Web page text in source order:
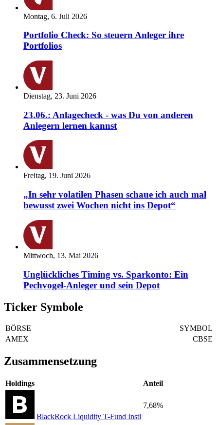
Montag, 6. Juli 2026
Portfolio Check: So steuern Anleger ihre
Portfolios
Dienstag, 23. Juni 2026
23.06.: Anlagecheck - was Du von anderen
Anlegern lernen kannst
Freitag, 19. Juni 2026
„In sehr volatilen Phasen schaue ich auch mal
bewusst zwei Wochen nicht ins Depot“
Mittwoch, 13. Mai 2026
Unglückliches Timing vs. Sparkonto: Ein
Pechvogel-Anleger und sein Depot
Ticker Symbole
BÖRSE
SYMBOL
AMEX
CBSE
Zusammensetzung
Holdings Anteil
BlackRock Liquidity T-Fund Instl
7,68%